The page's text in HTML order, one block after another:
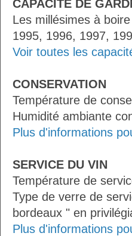
CAPACITE DE
Les millésimes à
1995, 1996, 1997,
Voir toutes les
CONSERVATION
Température de
Humidité ambiante
Plus d'informations
SERVICE DU VIN
Température de
Type de verre de
bordeaux " en
Plus d'informations